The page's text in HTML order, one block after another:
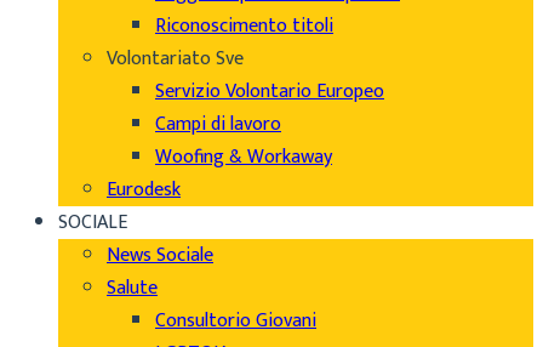
Riconoscimento titoli
Volontariato Sve
Servizio Volontario Europeo
Campi di lavoro
Woofing & Workaway
Eurodesk
SOCIALE
News Sociale
Salute
Consultorio Giovani